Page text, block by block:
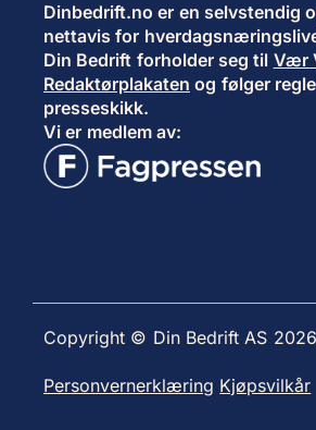
Dinbedrift.no er en selvstendig
nettavis for
Din Bedrift forholder seg til Vær
Redaktørplakaten og følger
presseskikk.
Vi er medlem av:
Copyright © Din Bedrift AS
Personvernerklæring Kjøpsvilkår